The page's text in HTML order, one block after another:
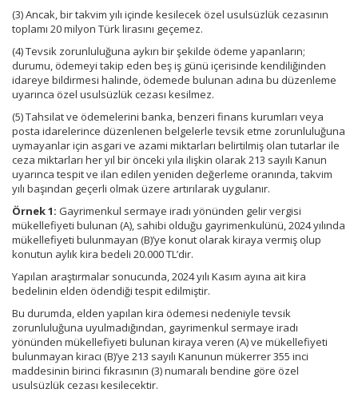
(3) Ancak, bir takvim yılı içinde kesilecek özel usulsüzlük cezasının
toplamı 20 milyon Türk lirasını geçemez.
(4) Tevsik zorunluluğuna aykırı bir şekilde ödeme yapanların;
durumu, ödemeyi takip eden beş iş günü içerisinde kendiliğinden
idareye bildirmesi halinde, ödemede bulunan adına bu düzenleme
uyarınca özel usulsüzlük cezası kesilmez.
(5) Tahsilat ve ödemelerini banka, benzeri finans kurumları veya
posta idarelerince düzenlenen belgelerle tevsik etme zorunluluğuna
uymayanlar için asgari ve azami miktarları belirtilmiş olan tutarlar ile
ceza miktarları her yıl bir önceki yıla ilişkin olarak 213 sayılı Kanun
uyarınca tespit ve ilan edilen yeniden değerleme oranında, takvim
yılı başından geçerli olmak üzere artırılarak uygulanır.
Örnek 1: Gayrimenkul sermaye iradı yönünden gelir vergisi
mükellefiyeti bulunan (A), sahibi olduğu gayrimenkulünü, 2024 yılında
mükellefiyeti bulunmayan (B)’ye konut olarak kiraya vermiş olup
konutun aylık kira bedeli 20.000 TL’dir.
Yapılan araştırmalar sonucunda, 2024 yılı Kasım ayına ait kira
bedelinin elden ödendiği tespit edilmiştir.
Bu durumda, elden yapılan kira ödemesi nedeniyle tevsik
zorunluluğuna uyulmadığından, gayrimenkul sermaye iradı
yönünden mükellefiyeti bulunan kiraya veren (A) ve mükellefiyeti
bulunmayan kiracı (B)’ye 213 sayılı Kanunun mükerrer 355 inci
maddesinin birinci fıkrasının (3) numaralı bendine göre özel
usulsüzlük cezası kesilecektir.